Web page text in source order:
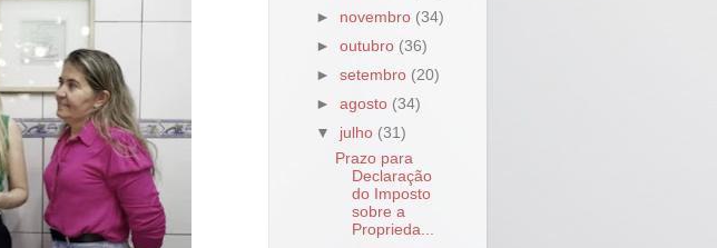
► novembro (34)
►outubro (36)
►setembro (20)
►agosto (34)
▼ julho (31)
Prazo para
Declaração
do Imposto
sobre a
Proprieda...